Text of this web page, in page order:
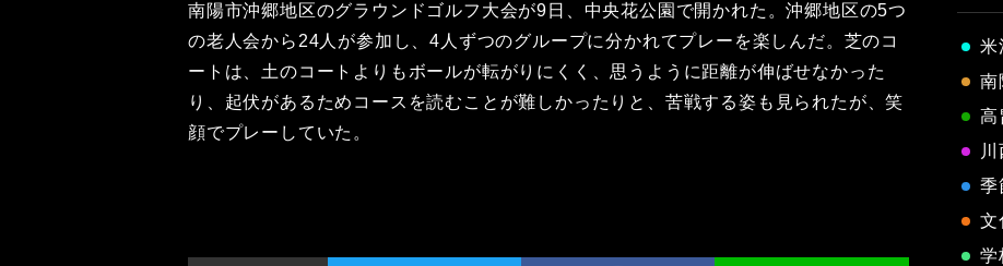
南陽市沖郷地区のグラウンドゴルフ大会が9日、中央花公園で開かれた。沖郷地区の5つ
の老人会から24人が参加し、4人ずつのグループに分かれてプレーを楽しんだ。芝のコ
ートは、土のコートよりもボールが転がりにくく、思うように距離が伸ばせなかった
り、起伏があるためコースを読むことが難しかったりと、苦戦する姿も見られたが、笑
顔でプレーしていた。
米
南
高
季
文
学